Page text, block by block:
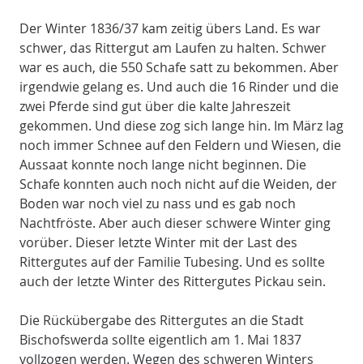
Der Winter 1836/37 kam zeitig übers Land. Es war
schwer, das Rittergut am Laufen zu halten. Schwer
war es auch, die 550 Schafe satt zu bekommen. Aber
irgendwie gelang es. Und auch die 16 Rinder und die
zwei Pferde sind gut über die kalte Jahreszeit
gekommen. Und diese zog sich lange hin. Im März lag
noch immer Schnee auf den Feldern und Wiesen, die
Aussaat konnte noch lange nicht beginnen. Die
Schafe konnten auch noch nicht auf die Weiden, der
Boden war noch viel zu nass und es gab noch
Nachtfröste. Aber auch dieser schwere Winter ging
vorüber. Dieser letzte Winter mit der Last des
Rittergutes auf der Familie Tubesing. Und es sollte
auch der letzte Winter des Rittergutes Pickau sein.
Die Rückübergabe des Rittergutes an die Stadt
Bischofswerda sollte eigentlich am 1. Mai 1837
vollzogen werden. Wegen des schweren Winters